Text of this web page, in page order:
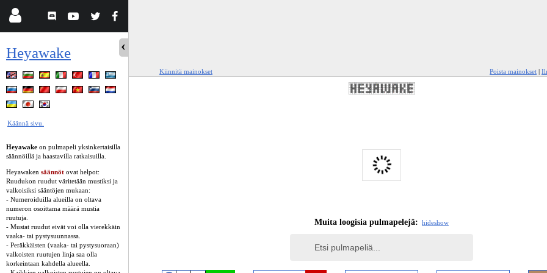
Heyawake
Käännä sivu.
Heyawake on pulmapeli yksinkertaisilla
säännöillä ja haastavilla ratkaisuilla.
Heyawaken säännöt ovat helpot:
Ruudukon ruudut väritetään mustiksi ja
valkoisiksi sääntöjen mukaan:
- Numeroiduilla alueilla on oltava
numeron osoittama määrä mustia
ruutuja.
- Mustat ruudut eivät voi olla vierekkäin
vaaka- tai pystysuunnassa.
- Peräkkäisten (vaaka- tai pystysuoraan)
valkoisten ruutujen linja saa olla
korkeintaan kahdella alueella.
Kiinnitä mainokset Poista mainokset |
Muita loogisia pulmapelejä: hideshow